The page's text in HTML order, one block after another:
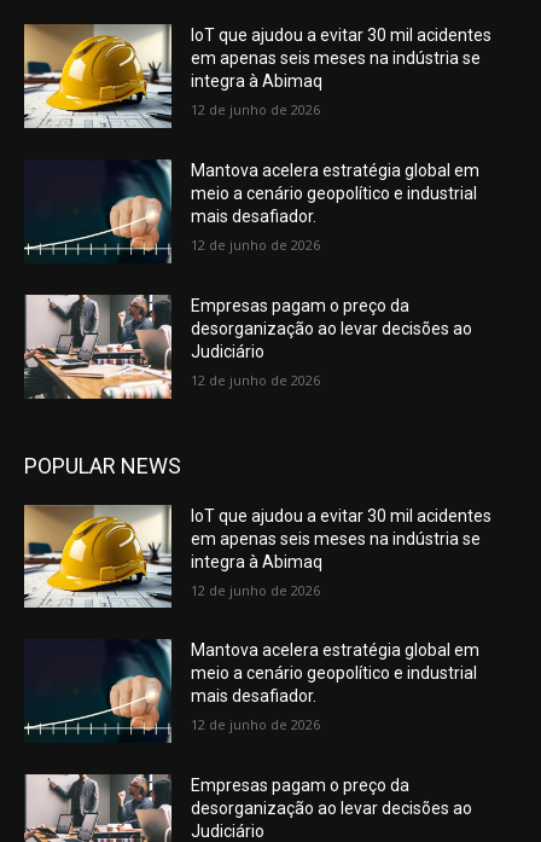
IoT que ajudou a evitar 30 mil acidentes
em apenas seis meses na indústria se
integra à Abimaq
12 de junho de 2026
Mantova acelera estratégia global em
meio a cenário geopolítico e industrial
mais desafiador.
12 de junho de 2026
Empresas pagam o preço da
desorganização ao levar decisões ao
Judiciário
12 de junho de 2026
POPULAR NEWS
IoT que ajudou a evitar 30 mil acidentes
em apenas seis meses na indústria se
integra à Abimaq
12 de junho de 2026
Mantova acelera estratégia global em
meio a cenário geopolítico e industrial
mais desafiador.
12 de junho de 2026
Empresas pagam o preço da
desorganização ao levar decisões ao
Judiciário